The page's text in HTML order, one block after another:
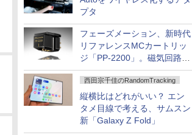
プタ
フェーズメーション、新時代
リファレンスMCカートリッ
ジ「PP-2200」。磁気回路や
ハウジングを根本から見直し
西田宗千佳のRandomTracking
縦横比はどれがいい？ エン
タメ目線で考える、サムスン
新「Galaxy Z Fold」